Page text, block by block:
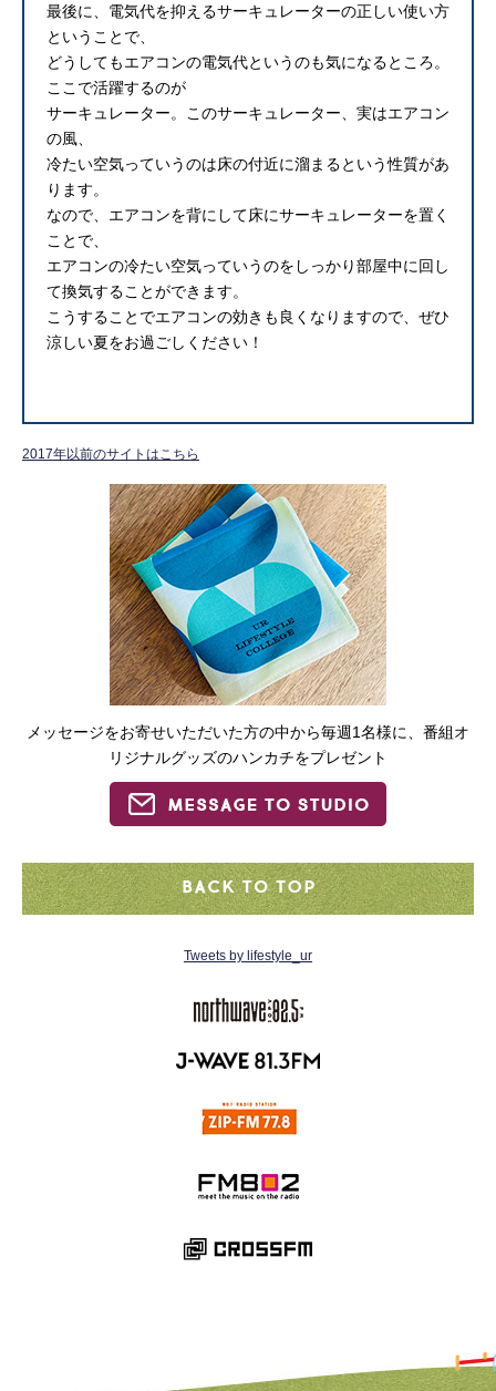
最後に、電気代を抑えるサーキュレーターの正しい使い方
ということで、
どうしてもエアコンの電気代というのも気になるところ。
ここで活躍するのが
サーキュレーター。このサーキュレーター、実はエアコン
の風、
冷たい空気っていうのは床の付近に溜まるという性質があ
ります。
なので、エアコンを背にして床にサーキュレーターを置く
ことで、
エアコンの冷たい空気っていうのをしっかり部屋中に回し
て換気することができます。
こうすることでエアコンの効きも良くなりますので、ぜひ
涼しい夏をお過ごしください！
2017年以前のサイトはこちら
メッセージをお寄せいただいた方の中から毎週1名様に、番組オ
リジナルグッズのハンカチをプレゼント
Tweets by lifestyle_ur